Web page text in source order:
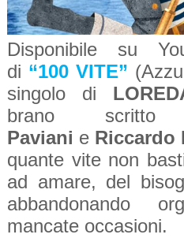
Disponibile su
di “100 VITE”
singolo di
brano
Paviani eRiccardo
quante vite non
ad amare, del
abbandonando
mancate occasioni.